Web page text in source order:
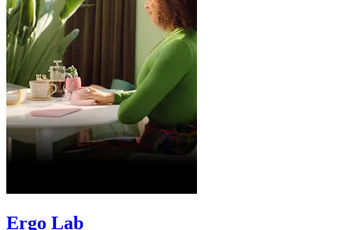
Ergo Lab